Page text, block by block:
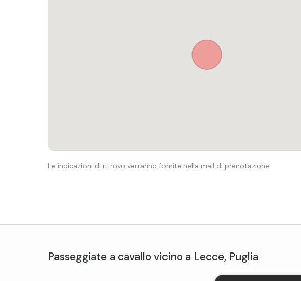
Le indicazioni di ritrovo verranno fornite nella mail di prenotazione
Passeggiate a cavallo vicino a Lecce, Puglia